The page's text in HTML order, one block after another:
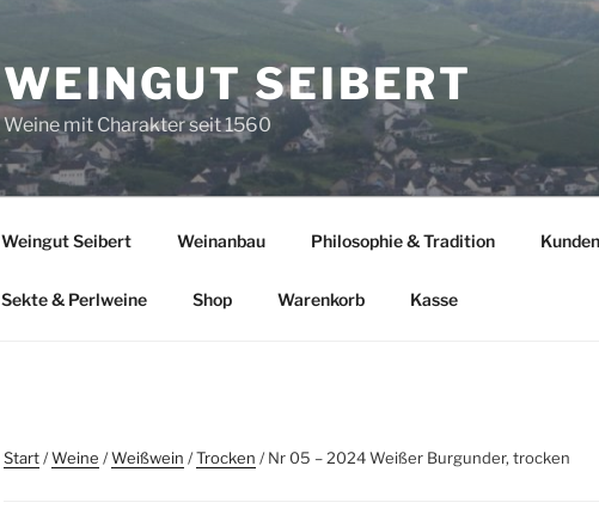
WEINGUT SEIBERT
Weine mit Charakter seit 1560
Weingut Seibert Weinanbau Philosophie & Tradition
Sekte & Perlweine Shop Warenkorb Kasse
Start/Weine /Weißwein /Trocken / Nr 05 – 2024 Weißer Burgunder, trocken